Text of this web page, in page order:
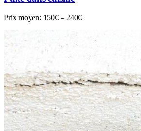
Prix moyen: 150€ – 240€